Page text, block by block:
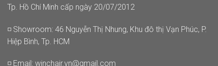
Tp. Hồ Chí Minh cấp ngày 20/07/2012
◽ Showroom: 46 Nguyễn Thị Nhung, Khu đô thị Vạn Phúc, P.
Hiệp Bình, Tp. HCM
◽ Email: winchair.vn@gmail.com